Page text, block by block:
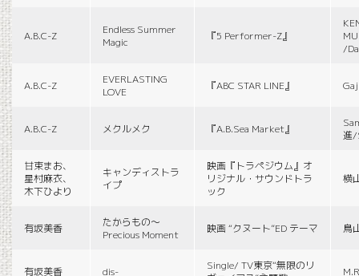
A.B.C-Z
Endless Summer
Magic
『5 Performer-Z』
/
A.B.C-Z
EVERLASTING
LOVE
『ABC STAR LINE』
A.B.C-Z メクルメク 『A.B.Sea Market』
進/
甘束まお、
星村麻衣、
木下ひより
キャンディストラ
イプ
映画『トラペジウム』オ
リジナル・サウンドトラ
ック
横
有坂美香
たからもの〜
Precious Moment
映画 “クヌート”ED テーマ 鳥
有坂美香 dis-
Single/ TV東京“無限のリ